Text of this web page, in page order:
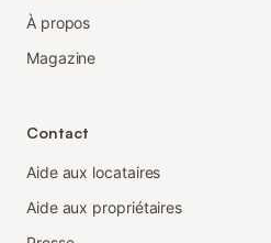
À propos
Magazine
Contact
Aide aux locataires
Aide aux propriétaires